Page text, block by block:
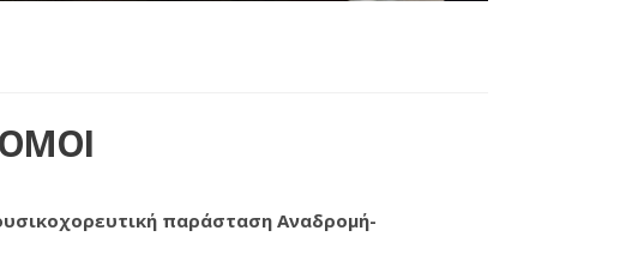
παράσταση Αναδρομή-